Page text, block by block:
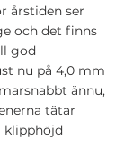
årstiden ser
och det finns
god
nu på 4,0 mm
ännu,
tätar
klipphöjd